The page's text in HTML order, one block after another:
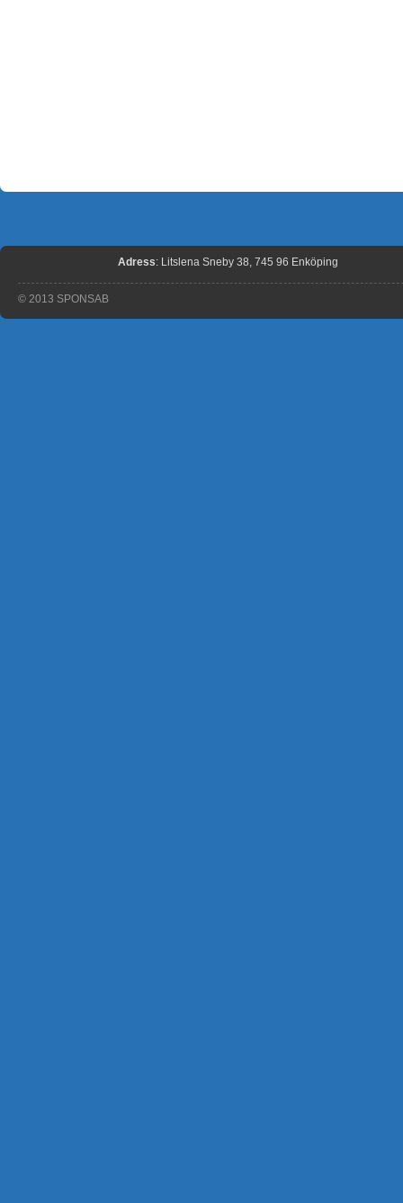
Adress: Litslena Sneby 38, 745 96 Enköping
© 2013 SPONSAB